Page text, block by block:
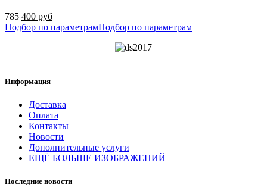
785 400 руб
Подбор по параметрамПодбор по параметрам
Информация
Доставка
Оплата
Контакты
Новости
Дополнительные услуги
ЕЩЁ БОЛЬШЕ ИЗОБРАЖЕНИЙ
Последние новости